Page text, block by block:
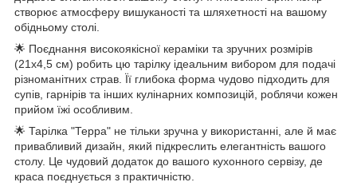
створює атмосферу вишуканості та шляхетності на вашому
обідньому столі.
🌟 Поєднання високоякісної кераміки та зручних розмірів
(21x4,5 см) робить цю тарілку ідеальним вибором для подачі
різноманітних страв. Її глибока форма чудово підходить для
супів, гарнірів та інших кулінарних композицій, роблячи кожен
прийом їжі особливим.
🌟 Тарілка "Терра" не тільки зручна у використанні, але й має
привабливий дизайн, який підкреслить елегантність вашого
столу. Це чудовий додаток до вашого кухонного сервізу, де
краса поєднується з практичністю.